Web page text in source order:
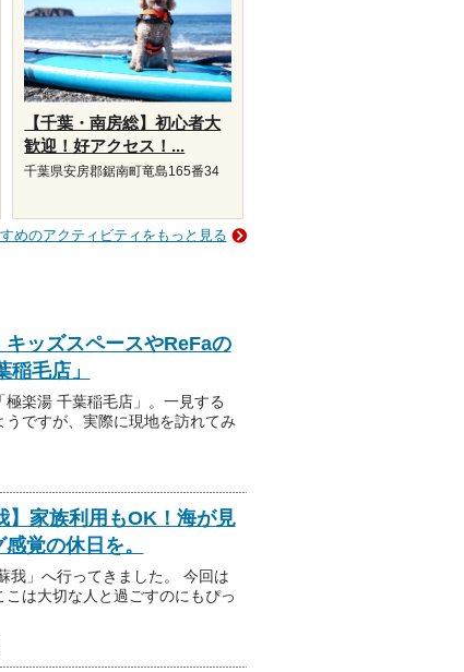
【千葉・南房総】初心者大
歓迎！好アクセス！...
千葉県安房郡鋸南町竜島165番34
めのアクティビティをもっと見る
ッズスペースやReFaの
毛店」
楽湯 千葉稲毛店」。一見する
ですが、実際に現地を訪れてみ
】家族利用もOK！海が見
覚の休日を。
我」へ行ってきました。 今回は
は大切な人と過ごすのにもぴっ